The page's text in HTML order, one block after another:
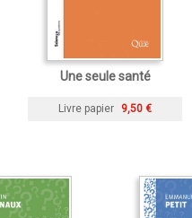
Une seule santé
Livre papier 9,50 €